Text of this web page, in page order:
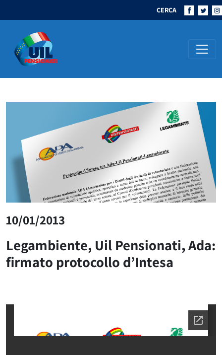
CERCA
Navigazione principale
10/01/2013
Legambiente, Uil Pensionati, Ada:
firmato protocollo d’Intesa